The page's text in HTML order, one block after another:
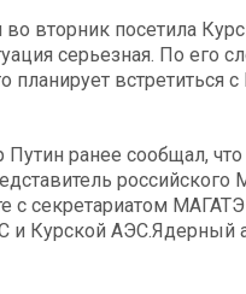
вторник посетила
серьезная. По его
планирует
ранее сообщал,
с секретариатом
и Курской АЭС.Ядерный